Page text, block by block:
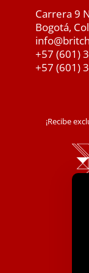
Carrera 9
Bogotá,
+57 (601)
+57 (601)
¡Recibe